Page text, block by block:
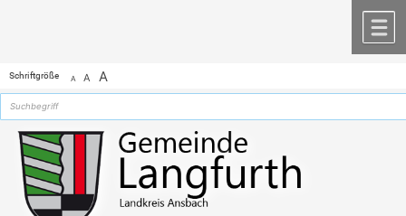
Schriftgröße A A A